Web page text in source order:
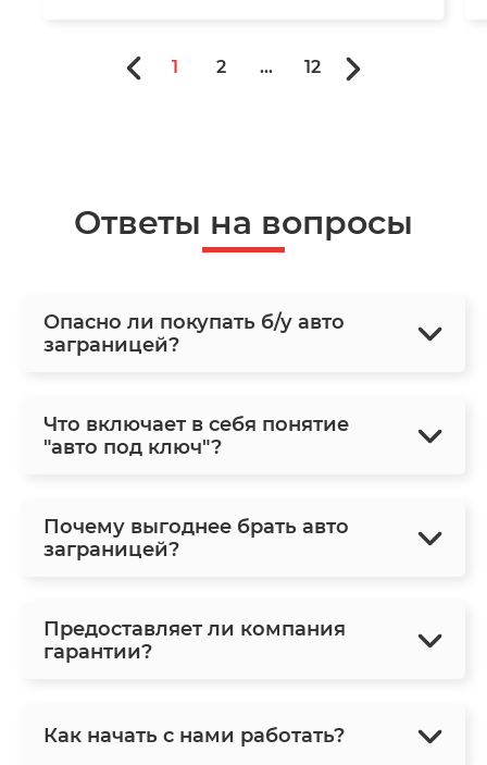
1 2 ... 12
Ответы на вопросы
Опасно ли покупать б/у авто
заграницей?
Что включает в себя понятие
"авто под ключ"?
Почему выгоднее брать авто
заграницей?
Предоставляет ли компания
гарантии?
Как начать с нами работать?